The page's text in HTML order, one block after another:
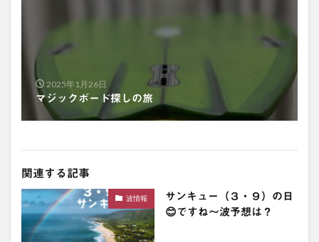
2025年1月26日
マジックボード探しの旅
関連する記事
波情報
サンキュー（３・９）の日
😊ですね〜波予想は？